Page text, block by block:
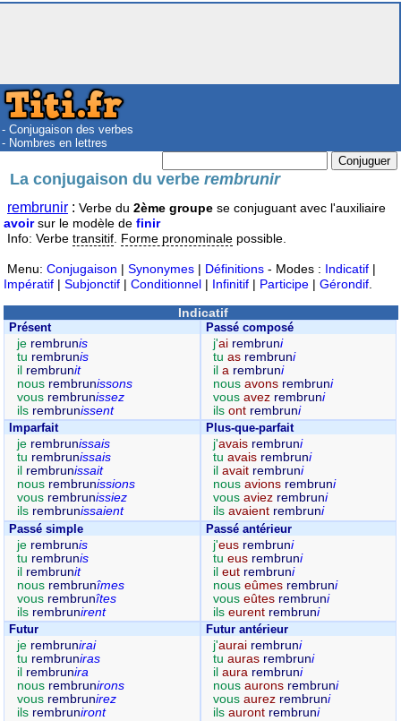
- Conjugaison des verbes
- Nombres en lettres
La conjugaison du verberembrunir
rembrunir : Verbe du 2ème groupe se conjuguant avec l'auxiliaire
avoirsur le modèle de finir
Info: Verbe transitif Forme pronominale possible.
Menu: Conjugaison | Synonymes | Définitions - Modes : Indicatif |
Impératif | Subjonctif | Conditionnel | Infinitif | Participe | Gérondif
Indicatif
Présent
je rembrunis
tu rembrunis
il rembrunit
nous rembrunissons
vous rembrunissez
ils rembrunissent
Passé composé
j'ai rembruni
tuas rembruni
ila rembruni
nousavons rembruni
vousavez rembruni
ilsont rembruni
Imparfait
je rembrunissais
tu rembrunissais
il rembrunissait
nous rembrunissions
vous rembrunissiez
ils rembrunissaient
Plus-que-parfait
j'avais rembruni
tuavais rembruni
ilavait rembruni
nousavions rembruni
vousaviez rembruni
ilsavaient rembruni
Passé simple
je rembrunis
tu rembrunis
il rembrunit
nous rembrunîmes
vous rembrunîtes
ils rembrunirent
Passé antérieur
j'eus rembruni
tueus rembruni
ileut rembruni
nouseûmes rembruni
vouseûtes rembruni
ilseurent rembruni
Futur
je rembrunirai
tu rembruniras
il rembrunira
nous rembrunirons
vous rembrunirez
ils rembruniront
Futur antérieur
j'aurai rembruni
tuauras rembruni
ilaura rembruni
nousaurons rembruni
vousaurez rembruni
ilsauront rembruni